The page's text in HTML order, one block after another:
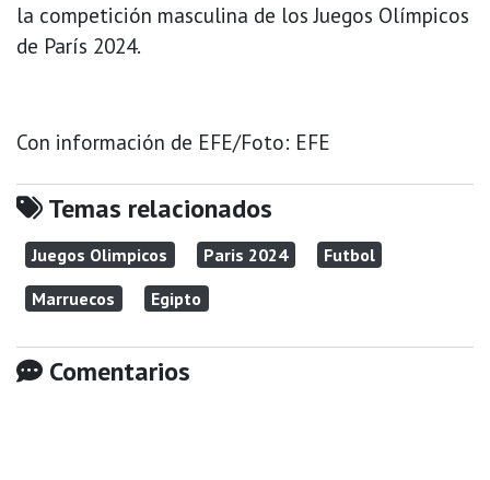
la competición masculina de los Juegos Olímpicos
de París 2024.
Con información de EFE/Foto: EFE
Temas relacionados
Juegos Olimpicos Paris 2024
Futbol
Marruecos
Egipto
Comentarios